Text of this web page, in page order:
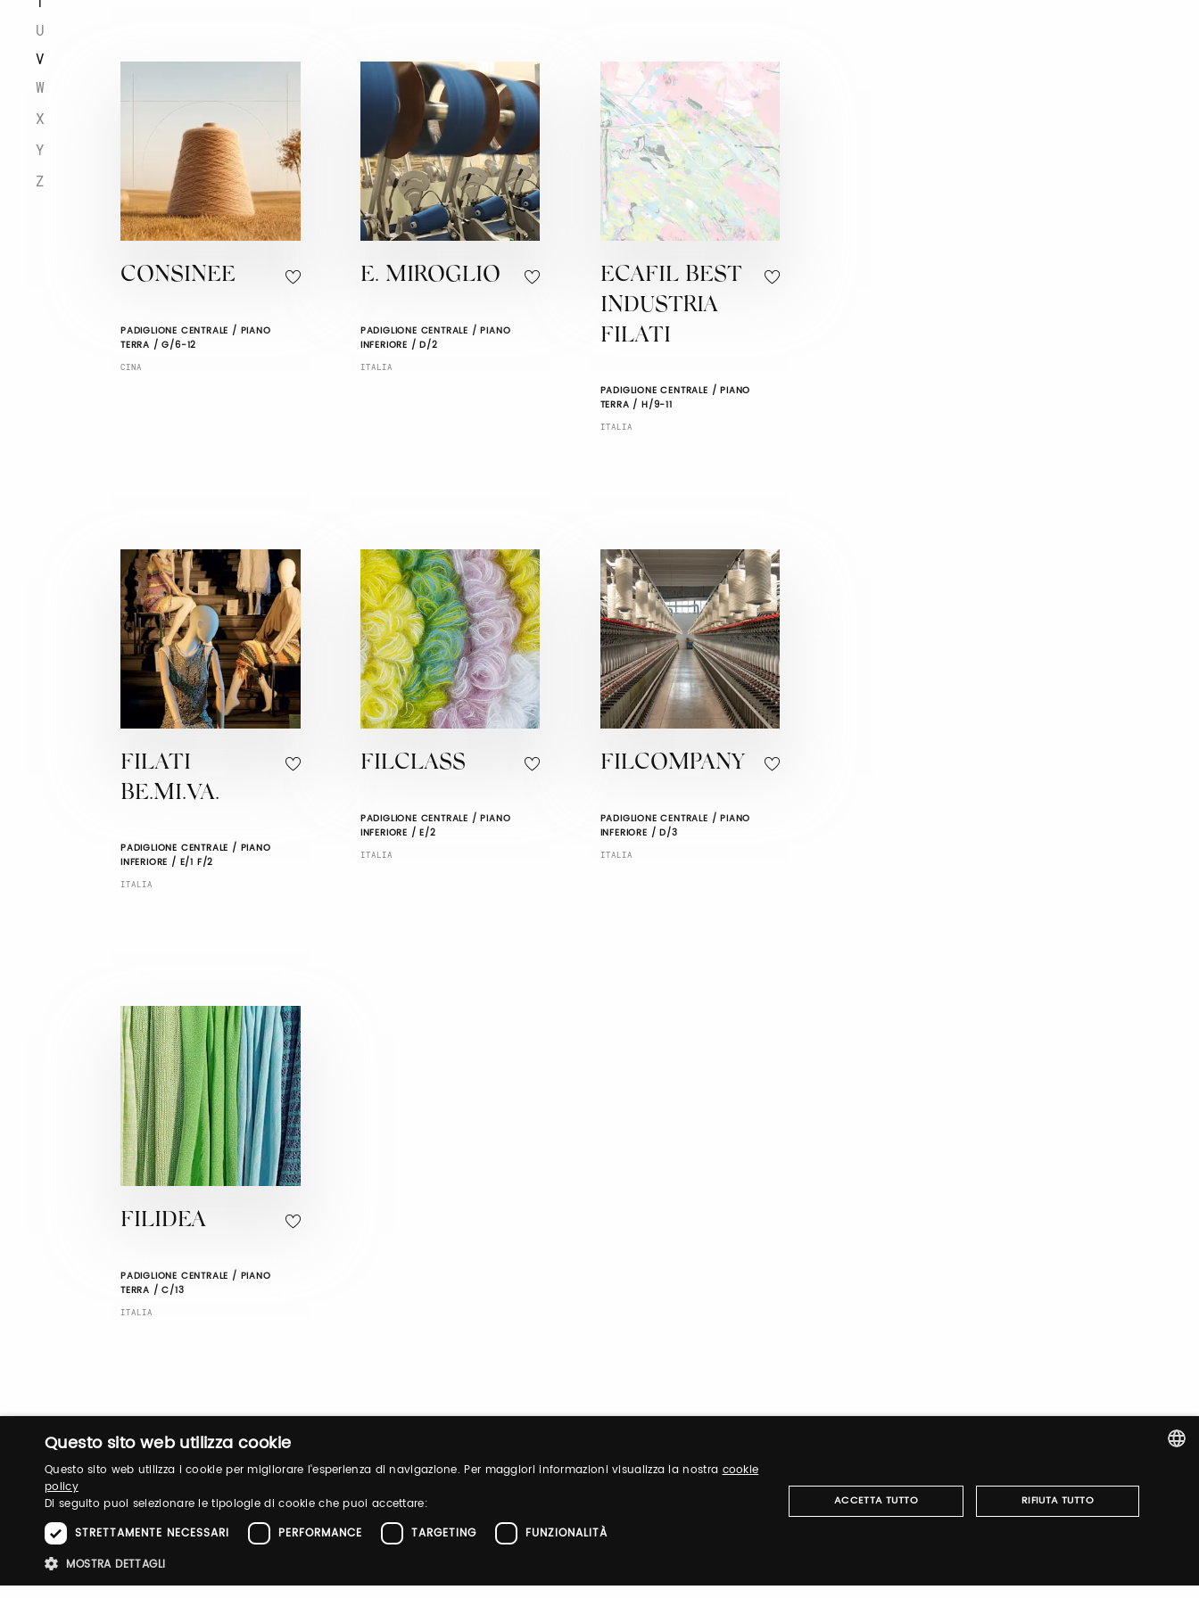
U
V
W
X
Y
Z
CONSINEE
PADIGLIONE CENTRALE / PIANO
TERRA / G/6-12
CINA
E. MIROGLIO
PADIGLIONE CENTRALE / PIANO
INFERIORE / D/2
ITALIA
ECAFIL BEST
INDUSTRIA
FILATI
PADIGLIONE CENTRALE / PIANO
TERRA / H/9-11
ITALIA
FILATI
BE.MI.VA.
PADIGLIONE CENTRALE / PIANO
INFERIORE / E/1 F/2
ITALIA
FILCLASS
PADIGLIONE CENTRALE / PIANO
INFERIORE / E/2
ITALIA
FILCOMPANY
PADIGLIONE CENTRALE / PIANO
INFERIORE / D/3
ITALIA
FILIDEA
PADIGLIONE CENTRALE / PIANO
TERRA / C/13
ITALIA
ITALIAN
ENGLISH
Questo sito web utilizza cookie
Questo sito web utilizza i cookie per migliorare l'esperienza di navigazione. Per maggiori informazioni visualizza la nostracookie
policy
Di seguito puoi selezionare le tipologie di cookie che puoi accettare:
STRETTAMENTE NECESSARI
PERFORMANCE TARGETING
FUNZIONALITÀ
MOSTRA DETTAGLI
ACCETTA TUTTO RIFIUTA TUTTO